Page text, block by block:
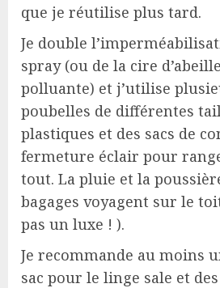
que je réutilise plus tard.
Je double
spray (ou de la cire
polluante) et j’utilise
poubelles de différentes
plastiques et des sacs de
fermeture éclair pour
tout. La pluie et la
bagages voyagent sur le
pas un luxe ! ).
Je recommande au moins
sac pour le linge sale et des